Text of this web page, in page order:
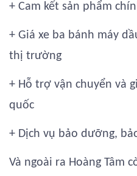
+ Cam kết sản phẩm
+ Giá xe ba bánh máy
thị trường
+ Hỗ trợ vận chuyển và
quốc
+ Dịch vụ bảo dưỡng,
Và ngoài ra Hoàng Tâm